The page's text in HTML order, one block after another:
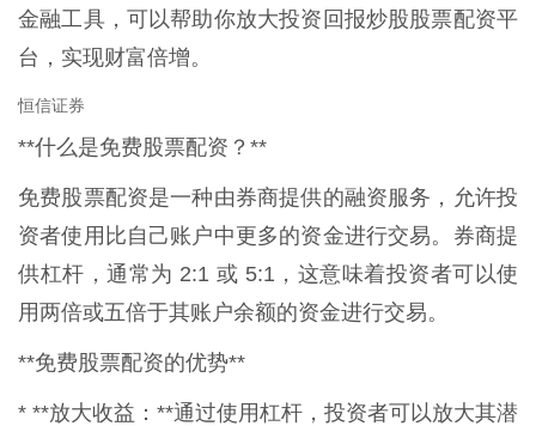
金融工具，可以帮助你放大投资回报炒股股票配资平
台，实现财富倍增。
恒信证券
**什么是免费股票配资？**
免费股票配资是一种由券商提供的融资服务，允许投
资者使用比自己账户中更多的资金进行交易。券商提
供杠杆，通常为 2:1 或 5:1，这意味着投资者可以使
用两倍或五倍于其账户余额的资金进行交易。
**免费股票配资的优势**
* **放大收益：**通过使用杠杆，投资者可以放大其潜